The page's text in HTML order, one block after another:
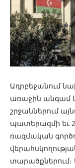
Ադրբեջանում
առաջին անգամ
շրջաններում
պատերազմի եւ
ռազմական
տարածքներում։